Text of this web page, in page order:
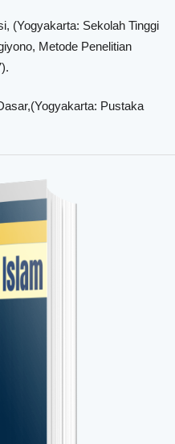
(Yogyakarta: Sekolah Tinggi
Metode Penelitian
Pustaka